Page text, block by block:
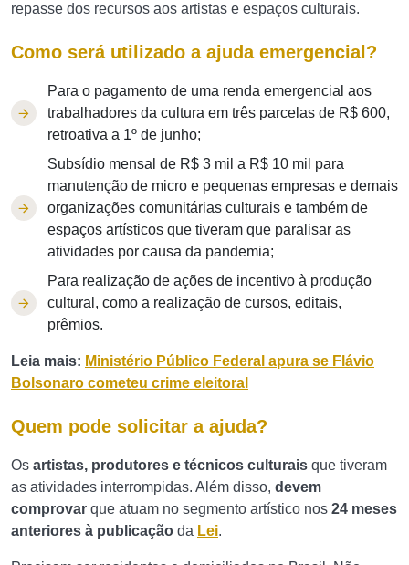
repasse dos recursos aos artistas e espaços culturais.
Como será utilizado a ajuda emergencial?
Para o pagamento de uma renda emergencial aos
trabalhadores da cultura em três parcelas de R$ 600,
retroativa a 1º de junho;
Subsídio mensal de R$ 3 mil a R$ 10 mil para
manutenção de micro e pequenas empresas e demais
organizações comunitárias culturais e também de
espaços artísticos que tiveram que paralisar as
atividades por causa da pandemia;
Para realização de ações de incentivo à produção
cultural, como a realização de cursos, editais,
prêmios.
Leia mais: Ministério Público Federal apura se Flávio
Bolsonaro cometeu crime eleitoral
Quem pode solicitar a ajuda?
Os artistas, produtores e técnicos culturais que tiveram
as atividades interrompidas. Além disso, devem
comprovar que atuam no segmento artístico nos 24 meses
anteriores à publicação da Lei.